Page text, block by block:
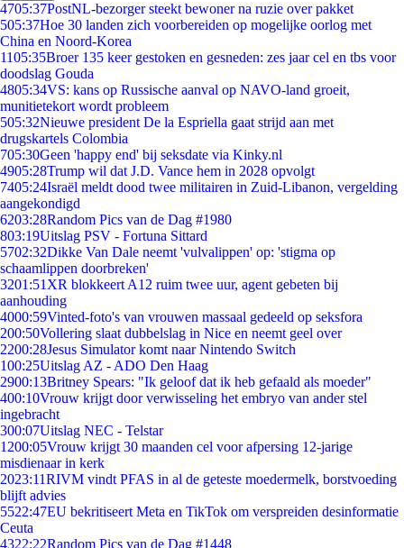
4705:37PostNL-bezorger steekt bewoner na ruzie over pakket
505:37Hoe 30 landen zich voorbereiden op mogelijke oorlog met
China en Noord-Korea
1105:35Broer 135 keer gestoken en gesneden: zes jaar cel en tbs voor
doodslag Gouda
4805:34VS: kans op Russische aanval op NAVO-land groeit,
munitietekort wordt probleem
505:32Nieuwe president De la Espriella gaat strijd aan met
drugskartels Colombia
705:30Geen 'happy end' bij seksdate via Kinky.nl
4905:28Trump wil dat J.D. Vance hem in 2028 opvolgt
7405:24Israël meldt dood twee militairen in Zuid-Libanon, vergelding
aangekondigd
6203:28Random Pics van de Dag #1980
803:19Uitslag PSV - Fortuna Sittard
5702:32Dikke Van Dale neemt 'vulvalippen' op: 'stigma op
schaamlippen doorbreken'
3201:51 XR blokkeert A12 ruim twee uur, agent gebeten bij
aanhouding
4000:59Vinted-foto's van vrouwen massaal gedeeld op seksfora
200:50Vollering slaat dubbelslag in Nice en neemt geel over
2200:28Jesus Simulator komt naar Nintendo Switch
100:25Uitslag AZ - ADO Den Haag
2900:13Britney Spears: "Ik geloof dat ik heb gefaald als moeder"
400:10Vrouw krijgt door verwisseling het embryo van ander stel
ingebracht
300:07Uitslag NEC - Telstar
1200:05Vrouw krijgt 30 maanden cel voor afpersing 12-jarige
misdienaar in kerk
2023:11RIVM vindt PFAS in al de geteste moedermelk, borstvoeding
blijft advies
5522:47EU bekritiseert Meta en TikTok om verspreiden desinformatie
Ceuta
4322:22Random Pics van de Dag #1448